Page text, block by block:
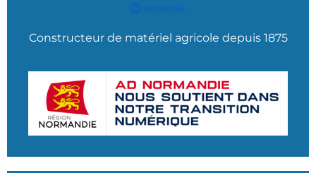
Constructeur de matériel agricole depuis 1875